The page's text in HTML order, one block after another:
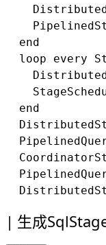
  end
loop every
  end
生成